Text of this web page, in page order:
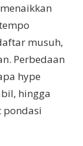
musuh,
Perbedaan
hype
hingga
pondasi